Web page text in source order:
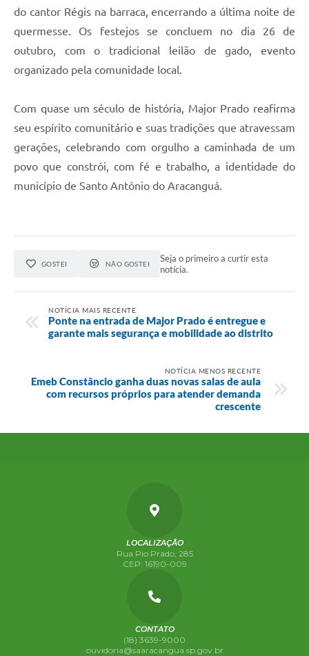
do cantor Régis na barraca, encerrando a última noite de
quermesse. Os festejos se concluem no dia 26 de
outubro, com o tradicional leilão de gado, evento
organizado pela comunidade local.
Com quase um século de história, Major Prado reafirma
seu espírito comunitário e suas tradições que atravessam
gerações, celebrando com orgulho a caminhada de um
povo que constrói, com fé e trabalho, a identidade do
município de Santo Antônio do Aracanguá.
GOSTEI NÃO GOSTEI
Seja o primeiro a curtir esta
notícia.
NOTÍCIA MAIS RECENTE
Ponte na entrada de Major Prado é entregue e
garante mais segurança e mobilidade ao distrito
NOTÍCIA MENOS RECENTE
Emeb Constâncio ganha duas novas salas de aula
com recursos próprios para atender demanda
crescente
LOCALIZAÇÃO
Rua Pio Prado, 285
CEP: 16190-009
CONTATO
(18) 3639-9000
ouvidoria@saaracangua.sp.gov.br